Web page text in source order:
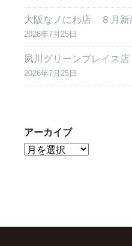
大阪なノにわ店 ８月新
2026年7月25日
夙川グリーンプレイス
2026年7月25日
アーカイブ